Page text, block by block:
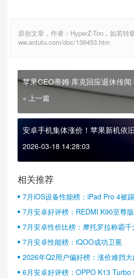
原创文章，作者：HyperZ-Ton，如若转
ww.antutu.com/doc/136453.htm
苹果CEO蒂姆·库克回应退休传
法想象没有苹果的生活
« 上一篇
安卓手机集体涨价！苹果新机依
2026-03-18 14:28:03
相关推荐
7月iOS设备性能榜：iPad Pro 4被
7月安卓好评榜：REDMI K90至尊
半壁江山
7月安卓性价比榜：摩托罗拉称霸
7月安卓性能榜：iQOO成功卫冕
2026年Q2用户偏好榜：涨价难挡
6月安卓好评榜：OPPO K13 Turbo